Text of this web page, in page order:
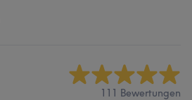
111 Bewertungen